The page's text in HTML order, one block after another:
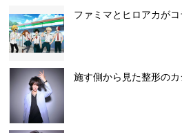
ファミマとヒロアカがコ
施す側から見た整形の